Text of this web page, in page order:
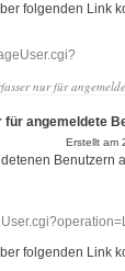
folgenden Link
nur für
für angemeldete
Erstellt am
Benutzern
folgenden Link